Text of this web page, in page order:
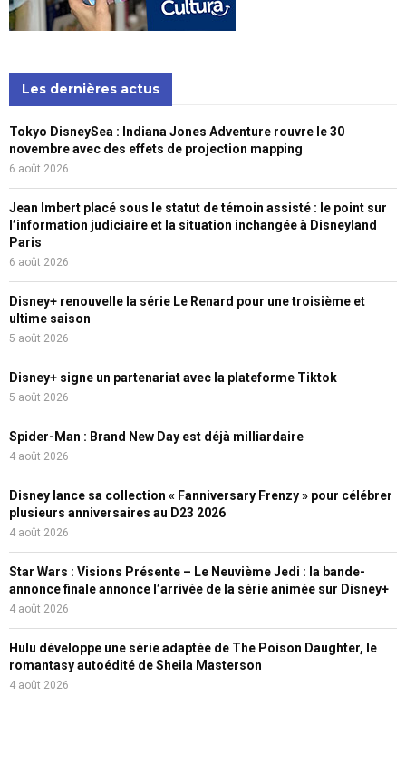
Les dernières actus
Tokyo DisneySea : Indiana Jones Adventure rouvre le 30
novembre avec des effets de projection mapping
6 août 2026
Jean Imbert placé sous le statut de témoin assisté : le point sur
l’information judiciaire et la situation inchangée à Disneyland
Paris
6 août 2026
Disney+ renouvelle la série Le Renard pour une troisième et
ultime saison
5 août 2026
Disney+ signe un partenariat avec la plateforme Tiktok
5 août 2026
Spider-Man : Brand New Day est déjà milliardaire
4 août 2026
Disney lance sa collection « Fanniversary Frenzy » pour célébrer
plusieurs anniversaires au D23 2026
4 août 2026
Star Wars : Visions Présente – Le Neuvième Jedi : la bande-
annonce finale annonce l’arrivée de la série animée sur Disney+
4 août 2026
Hulu développe une série adaptée de The Poison Daughter, le
romantasy autoédité de Sheila Masterson
4 août 2026